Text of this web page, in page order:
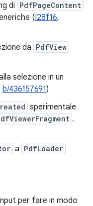
di PdfPageContent
(I28f16,
da PdfView
selezione in un
b/436157691)
sperimentale
.
a PdfLoader
per fare in modo